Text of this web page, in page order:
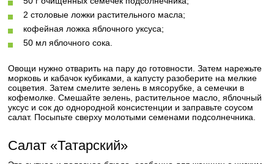
2 столовые ложки растительного масла;
кофейная ложка яблочного уксуса;
50 мл яблочного сока.
Овощи нужно отварить на пару до готовности. Затем нарежьте
морковь и кабачок кубиками, а капусту разоберите на мелкие
соцветия. Затем смелите зелень в мясорубке, а семечки в
кофемолке. Смешайте зелень, растительное масло, яблочный
уксус и сок до однородной консистенции и заправьте соусом
салат. Посыпьте сверху молотыми семенами подсолнечника.
Салат «Татарский»